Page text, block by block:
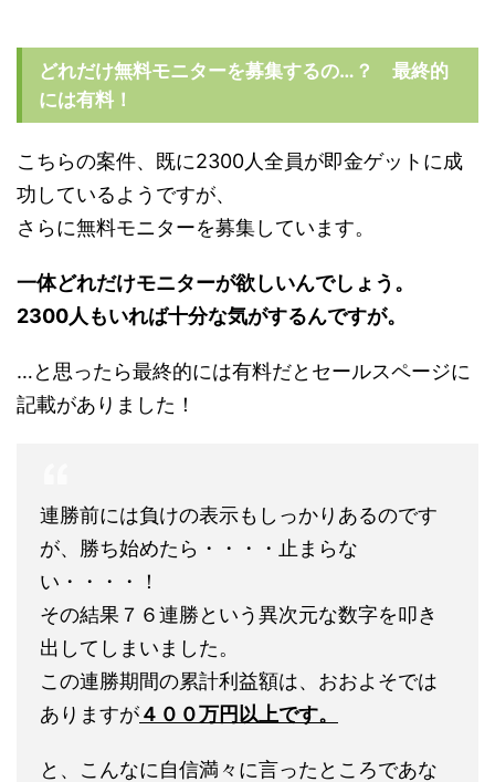
どれだけ無料モニターを募集するの…？ 最終的
には有料！
こちらの案件、既に2300人全員が即金ゲットに成
功しているようですが、
さらに無料モニターを募集しています。
一体どれだけモニターが欲しいんでしょう。
2300人もいれば十分な気がするんですが。
…と思ったら最終的には有料だとセールスページに
記載がありました！
連勝前には負けの表示もしっかりあるのです
が、勝ち始めたら・・・・止まらな
い・・・・！
その結果７６連勝という異次元な数字を叩き
出してしまいました。
この連勝期間の累計利益額は、おおよそでは
ありますが４００万円以上です。
と、こんなに自信満々に言ったところであな